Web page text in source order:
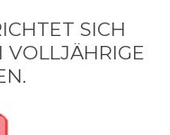
0
0,00 EUR
SICH
P